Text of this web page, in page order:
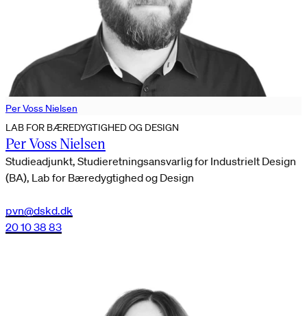
Per Voss Nielsen
LAB FOR BÆREDYGTIGHED OG DESIGN
Per Voss Nielsen
Studieadjunkt, Studieretningsansvarlig for Industrielt Design
(BA), Lab for Bæredygtighed og Design
pvn@dskd.dk
20 10 38 83